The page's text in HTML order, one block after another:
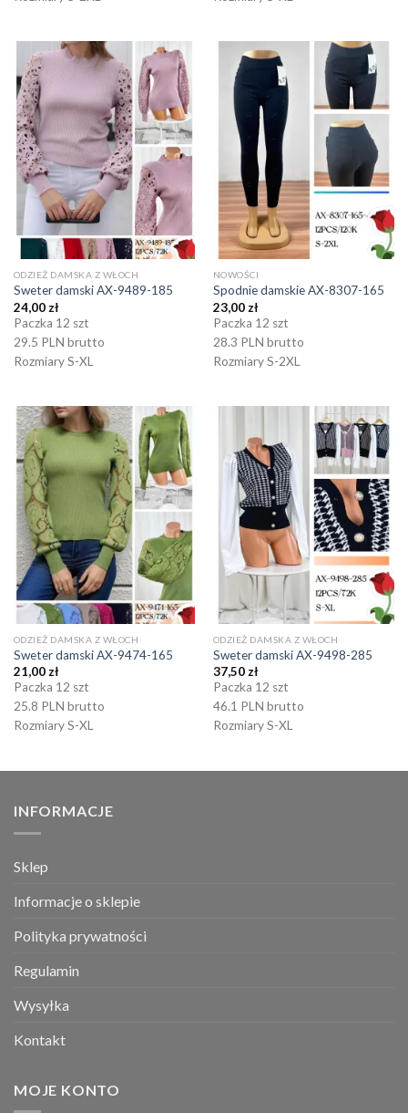
ODZIEŻ DAMSKA Z WŁOCH
Sweter damski AX-9489-185
24,00 zł
Paczka 12 szt
29.5 PLN brutto
Rozmiary S-XL
NOWOŚCI
Spodnie damskie AX-8307-165
23,00 zł
Paczka 12 szt
28.3 PLN brutto
Rozmiary S-2XL
ODZIEŻ DAMSKA Z WŁOCH
Sweter damski AX-9474-165
21,00zł
Paczka 12 szt
25.8 PLN brutto
Rozmiary S-XL
ODZIEŻ DAMSKA Z WŁOCH
Sweter damski AX-9498-285
37,50zł
Paczka 12 szt
46.1 PLN brutto
Rozmiary S-XL
INFORMACJE
Sklep
Informacje o sklepie
Polityka prywatności
Regulamin
Wysyłka
Kontakt
MOJE KONTO